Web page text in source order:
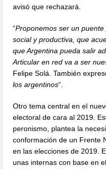
avisó que rechazará.
“Proponemos ser un
social y productiva, que
que Argentina pueda salir
Articular en red va a ser
Felipe Solá. También
los argentinos“.
Otro tema central en el
electoral de cara al 2019.
peronismo, plantea la
conformación de un Frente
en las elecciones de 2019.
unas internas con base en